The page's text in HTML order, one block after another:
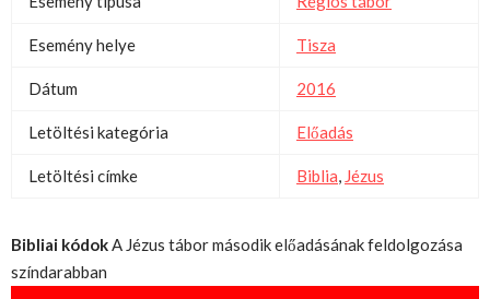
Esemény helye Tisza
Dátum 2016
Letöltési kategória Előadás
Letöltési címke Biblia, Jézus
Bibliai kódokA Jézus tábor második előadásának feldolgozása
színdarabban